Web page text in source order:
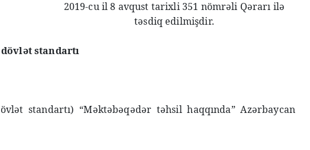
2019-cu il 8 avqust tarixli 351 nömrəli Qərarı ilə
təsdiq edilmişdir.
standartı
standartı) “Məktəbəqədər təhsil haqqında” Azərbaycan